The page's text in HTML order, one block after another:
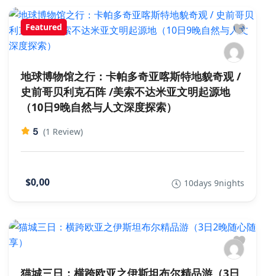
Featured
地球博物馆之行：卡帕多奇亚喀斯特地貌奇观 /
史前哥贝利克石阵 /美索不达米亚文明起源地
（10日9晚自然与人文深度探索）
5 (1 Review)
$0,00 10days 9nights
猫城三日：横跨欧亚之伊斯坦布尔精品游（3日